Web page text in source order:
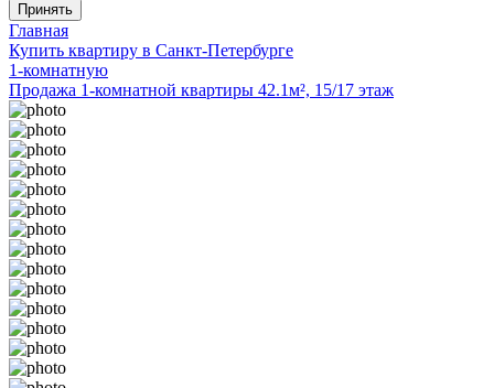
Принять
Главная
Купить квартиру в Санкт-Петербурге
1-комнатную
Продажа 1-комнатной квартиры 42.1м², 15/17 этаж